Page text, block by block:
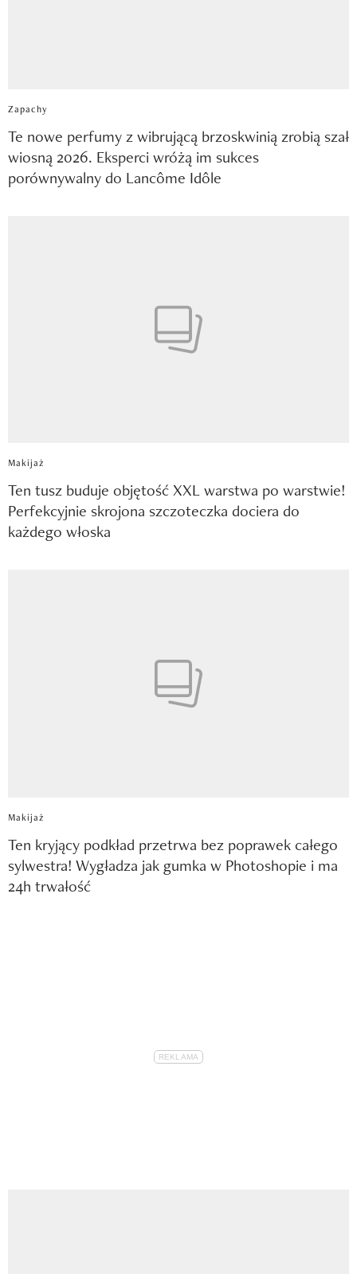
Zapachy
Te nowe perfumy z wibrującą brzoskwinią zrobią szał
wiosną 2026. Eksperci wróżą im sukces
porównywalny do Lancôme Idôle
Makijaż
Ten tusz buduje objętość XXL warstwa po warstwie!
Perfekcyjnie skrojona szczoteczka dociera do
każdego włoska
Makijaż
Ten kryjący podkład przetrwa bez poprawek całego
sylwestra! Wygładza jak gumka w Photoshopie i ma
24h trwałość